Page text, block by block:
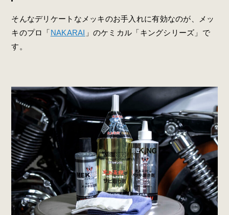
そんなデリケートなメッキのお手入れに有効なのが、メッ
キのプロ「NAKARAI 」のケミカル「キングシリーズ」で
す。